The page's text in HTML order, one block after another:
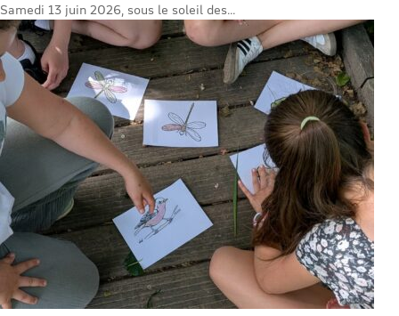
Samedi 13 juin 2026, sous le soleil des...